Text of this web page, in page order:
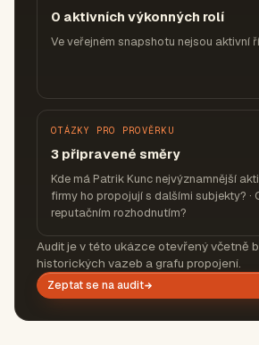
0 aktivních výkonných rolí
Ve veřejném snapshotu nejsou aktivní
OTÁZKY PRO PROVĚRKU
3 připravené směry
Kde má Patrik Kunc nejvýznamnější
firmy ho propojují s dalšími subjekty? ·
reputačním rozhodnutím?
Audit je v této ukázce otevřený včetně
historických vazeb a grafu propojení.
Zeptat se na audit